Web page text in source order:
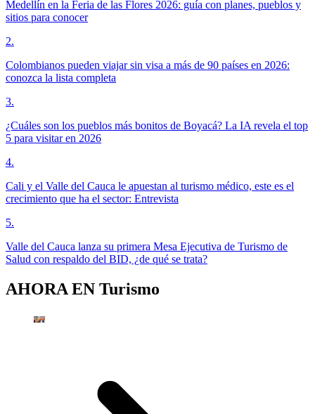
Medellín en la Feria de las Flores 2026: guía con planes, pueblos y
sitios para conocer
2.
Colombianos pueden viajar sin visa a más de 90 países en 2026:
conozca la lista completa
3.
¿Cuáles son los pueblos más bonitos de Boyacá? La IA revela el top
5 para visitar en 2026
4.
Cali y el Valle del Cauca le apuestan al turismo médico, este es el
crecimiento que ha el sector: Entrevista
5.
Valle del Cauca lanza su primera Mesa Ejecutiva de Turismo de
Salud con respaldo del BID, ¿de qué se trata?
AHORA EN Turismo